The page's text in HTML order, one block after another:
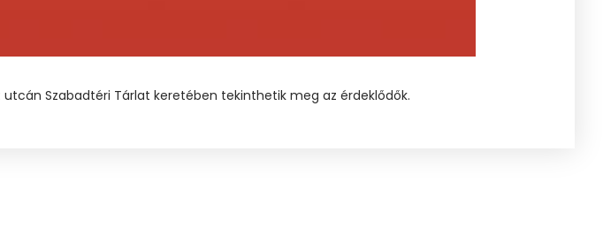
Szabadtéri Tárlat keretében tekinthetik meg az érdeklődők.